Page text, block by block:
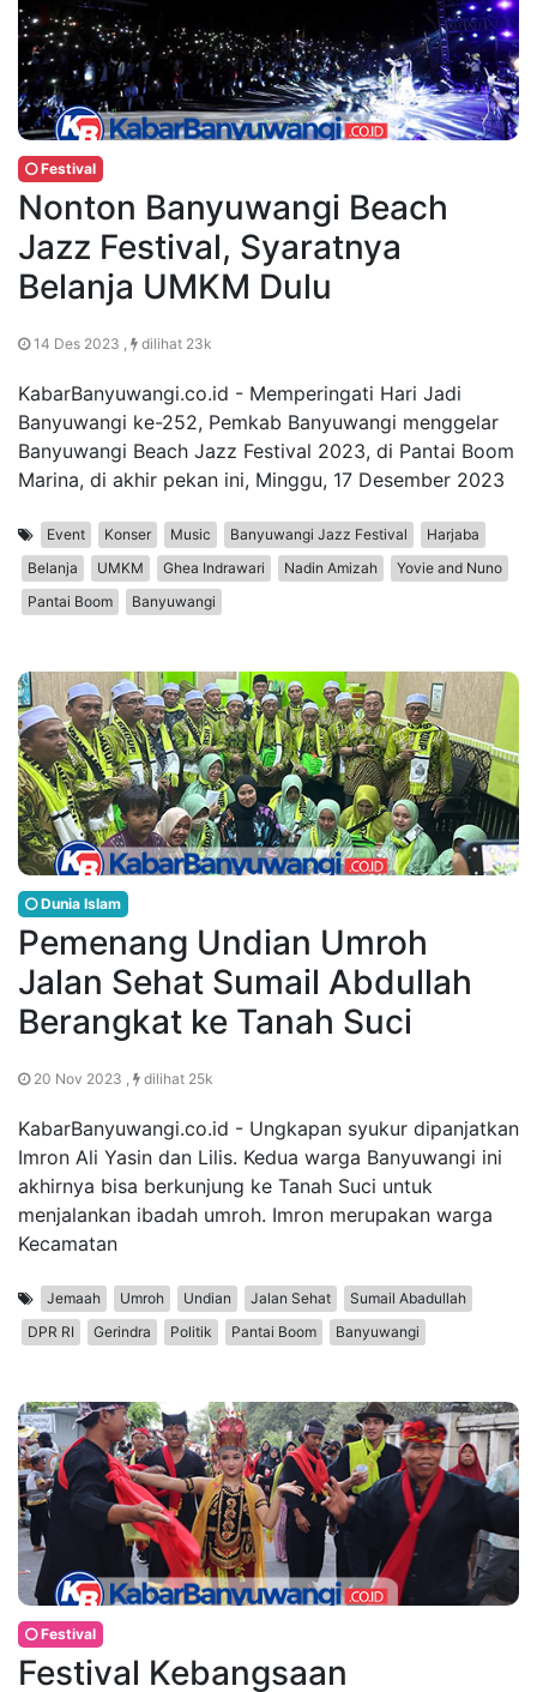
Festival
Nonton Banyuwangi Beach
Jazz Festival, Syaratnya
Belanja UMKM Dulu
14 Des 2023 , dilihat 23k
KabarBanyuwangi.co.id - Memperingati Hari Jadi
Banyuwangi ke-252, Pemkab Banyuwangi menggelar
Banyuwangi Beach Jazz Festival 2023, di Pantai Boom
Marina, di akhir pekan ini, Minggu, 17 Desember 2023
Event Konser Music Banyuwangi Jazz Festival
Harjaba
Belanja
UMKM Ghea Indrawari Nadin Amizah
Yovie and Nuno
Pantai Boom
Banyuwangi
Dunia Islam
Pemenang Undian Umroh
Jalan Sehat Sumail Abdullah
Berangkat ke Tanah Suci
20 Nov 2023 , dilihat 25k
KabarBanyuwangi.co.id - Ungkapan syukur dipanjatkan
Imron Ali Yasin dan Lilis. Kedua warga Banyuwangi ini
akhirnya bisa berkunjung ke Tanah Suci untuk
menjalankan ibadah umroh. Imron merupakan warga
Kecamatan
Jemaah Umroh Undian Jalan Sehat
Sumail Abadullah
DPR RI
Gerindra Politik Pantai Boom Banyuwangi
Festival
Festival Kebangsaan